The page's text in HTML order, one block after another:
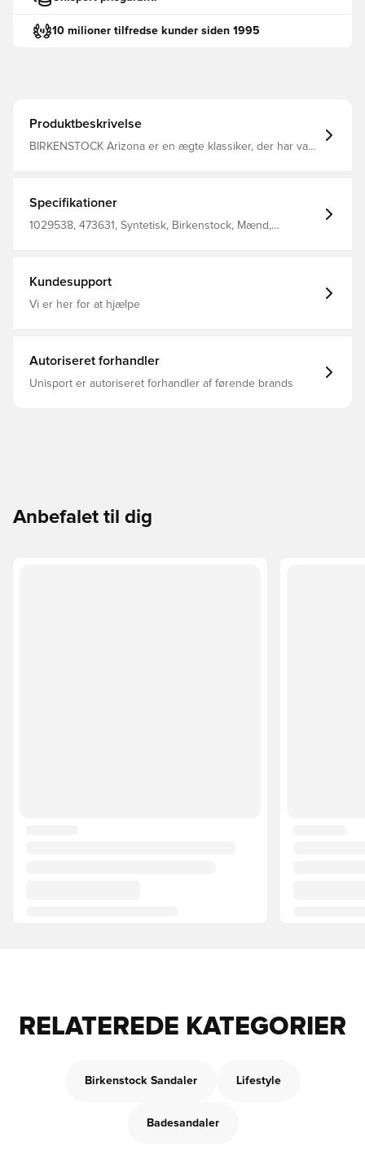
10 milioner tilfredse kunder siden 1995
Produktbeskrivelse
BIRKENSTOCK Arizona er en ægte klassiker, der har vakt
EVA af høj kvalitet kombinerer mange positive
egenskaber: Det er meget let, højelastisk, vandfast,
hudvenligt og byder på den velkendte BIRKENSTOCK
Specifikationer
1029538, 473631, Syntetisk, Birkenstock, Mænd,
Kundesupport
Vi er her for at hjælpe
Autoriseret forhandler
Unisport er autoriseret forhandler af førende brands
Anbefalet til dig
RELATEREDE KATEGORIER
Birkenstock Sandaler Lifestyle
Badesandaler